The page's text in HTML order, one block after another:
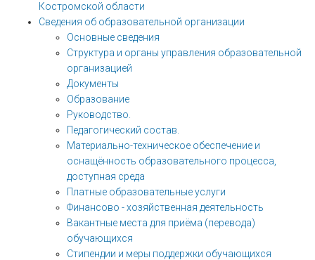
Костромской области
Сведения об образовательной организации
Основные сведения
Структура и органы управления образовательной
организацией
Документы
Образование
Руководство.
Педагогический состав.
Материально-техническое обеспечение и
оснащённость образовательного процесса,
доступная среда
Платные образовательные услуги
Финансово - хозяйственная деятельность
Вакантные места для приёма (перевода)
обучающихся
Стипендии и меры поддержки обучающихся